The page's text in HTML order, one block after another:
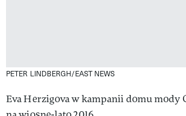
PETER LINDBERGH/EAST NEWS
Eva Herzigova w kampanii domu mody